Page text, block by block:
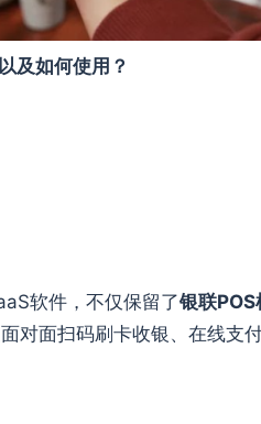
及如何使用？
软件，不仅保留了银联POS
对面扫码刷卡收银、在线支